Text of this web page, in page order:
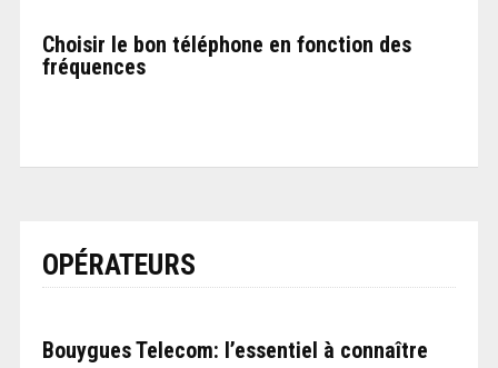
Choisir le bon téléphone en fonction des
fréquences
OPÉRATEURS
Bouygues Telecom: l’essentiel à connaître